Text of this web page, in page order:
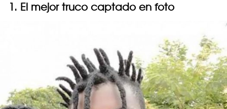
1. El mejor truco captado en foto